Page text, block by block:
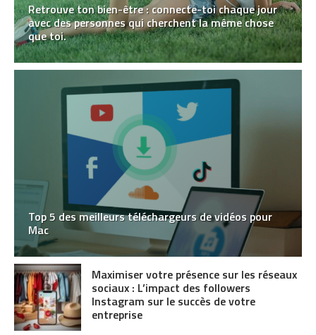
Retrouve ton bien-être : connecte-toi chaque jour
avec des personnes qui cherchent la même chose
que toi.
Top 5 des meilleurs téléchargeurs de vidéos pour
Mac
Maximiser votre présence sur les réseaux
sociaux : L’impact des followers
Instagram sur le succès de votre
entreprise